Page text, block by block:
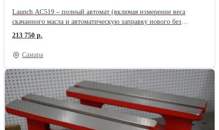
Launch AC519 – полный автомат (включая измерение веса
скачанного масла и автоматическую заправку нового без
необходимости ручного подтверждения). Без ручных вентилей.
Подходит для работы с легковым, грузовым транспортом, а так
же спец.техники. - Простое и понятное меню на большом ЖК-
дисплее. Удобное отображение количества фреона и масла в
установке. - Автоматическая заправка нового масла по весу
откачанного масла (без необходимости ручного ввода). - Ёмкость
старого масла увеличенного объема. - Информативные и легко
читаемые маслозаполненные манометры (включая манометр
давления во внутреннем баллоне). - Принтер в комплекте. -
Функция вымывания масла фреоном из системы
213 750 р.
Самара